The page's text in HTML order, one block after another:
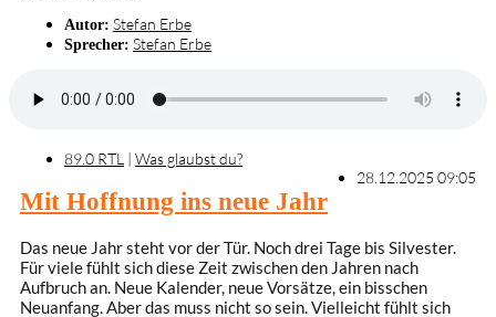
Autor: Stefan Erbe
Sprecher: Stefan Erbe
89.0 RTL | Was glaubst du?
28.12.2025 09:05
Mit Hoffnung ins neue Jahr
Das neue Jahr steht vor der Tür. Noch drei Tage bis Silvester.
Für viele fühlt sich diese Zeit zwischen den Jahren nach
Aufbruch an. Neue Kalender, neue Vorsätze, ein bisschen
Neuanfang. Aber das muss nicht so sein. Vielleicht fühlt sich